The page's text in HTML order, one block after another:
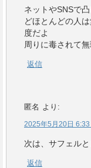
ネットやSNSで
どほとんどの人
度だよ
周りに毒されて
返信
匿名 より:
2025年5月20日 6:33
次は、サフェル
返信